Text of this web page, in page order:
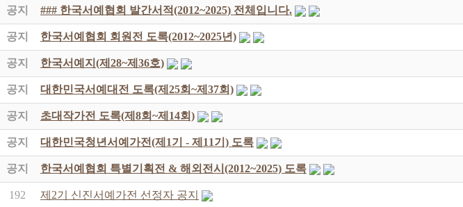
공지 ### 한국서예협회 발간서적(2012~2025) 전체입니다.
공지 한국서예협회 회원전 도록(2012~2025년)
공지 한국서예지(제28~제36호)
공지 대한민국서예대전 도록(제25회~제37회)
공지 초대작가전 도록(제8회~제14회)
공지 대한민국청년서예가전(제1기 - 제11기) 도록
공지 한국서예협회 특별기획전 & 해외전시(2012~2025) 도록
192 제2기 신진서예가전 선정자 공지